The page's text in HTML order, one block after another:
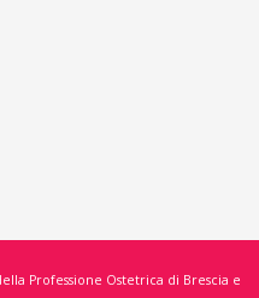
Professione Ostetrica di Brescia e